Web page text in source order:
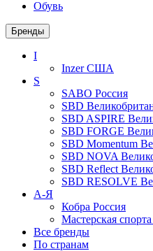
Обувь
Бренды
I
InzerСША
S
SABO Россия
SBD
SBD ASPIRE
SBD FORGE
SBD Momentum
SBD NOVA
SBD Reflect
SBD RESOLVE
А-Я
Кобра Россия
Мастерская спорта
Все бренды
По странам